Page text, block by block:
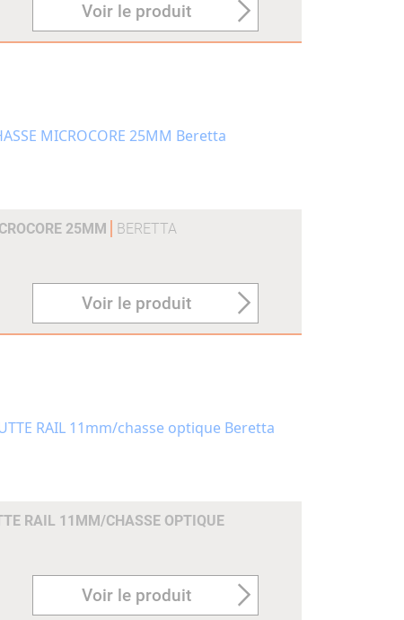
Voir le produit
25MM BERETTA
Voir le produit
RAIL 11MM/CHASSE OPTIQUE
Voir le produit